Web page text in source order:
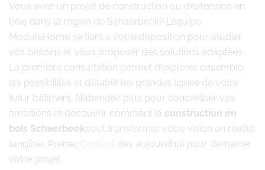
Vous avez un projet de construction ou d’extension en
bois dans la région de Schaerbeek? L’équipe
ModuleHome se tient à votre disposition pour étudier
vos besoins et vous proposer des solutions adaptées.
La première consultation permet d’explorer ensemble
les possibilités et d’établir les grandes lignes de votre
futur bâtiment. N’attendez plus pour concrétiser vos
ambitions et découvrir comment la construction en
bois Schaerbeekpeut transformer votre vision en réalité
tangible. Prenez Contact dès aujourd’hui pour démarrer
votre projet.